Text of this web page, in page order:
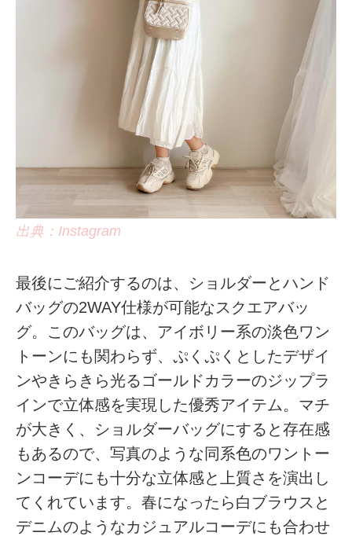
出典：Instagram
最後にご紹介するのは、ショルダーとハンド
バッグの2WAY仕様が可能なスクエアバッ
グ。このバッグは、アイボリー系の淡色ワン
トーンにも関わらず、ぷくぷくとしたデザイ
ンやきらきら光るゴールドカラーのジップラ
インで立体感を実現した優秀アイテム。マチ
が大きく、ショルダーバッグにすると存在感
もあるので、写真のような同系色のワントー
ンコーデにも十分な立体感と上質さを演出し
てくれています。春になったら白ブラウスと
デニムのようなカジュアルコーデにも合わせ